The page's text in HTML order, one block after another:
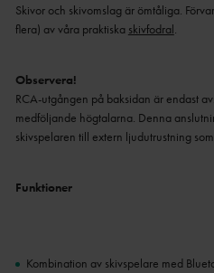
Skivor och skivomslag är ömtåliga.
flera) av våra praktiska skivfodral.
Observera!
RCA-utgången på baksidan är endast
medföljande högtalarna. Denna
skivspelaren till extern ljudutrustning
Funktioner
Kombination av skivspelare med